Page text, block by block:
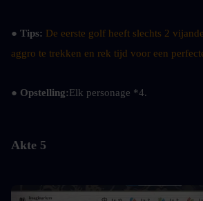
● Tips: De eerste golf heeft slechts 2
aggro te trekken en rek tijd voor een
● Opstelling:Elk personage *4.
Akte 5